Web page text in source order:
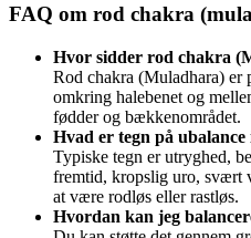
FAQ om rod chakra
Hvor sidder rod chakra
Rod chakra (Muladhara) er
omkring halebenet og
fødder og bækkenområdet.
Hvad er tegn på
Typiske tegn er utryghed,
fremtid, kropslig uro, svært
at være rodløs eller rastløs.
Hvordan kan jeg